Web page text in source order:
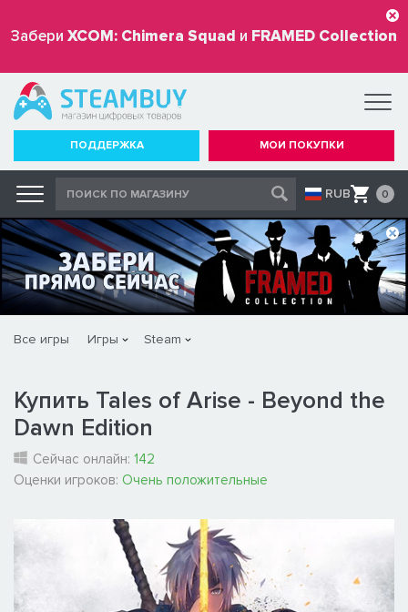
Забери XCOM: Chimera Squad и FRAMED Collection
бесплатно
ПОДДЕРЖКА МОИ ПОКУПКИ
RUB 0
Все игры Игры Steam
Купить Tales of Arise - Beyond the
Dawn Edition
Сейчас онлайн: 142
Оценки игроков: Очень положительные